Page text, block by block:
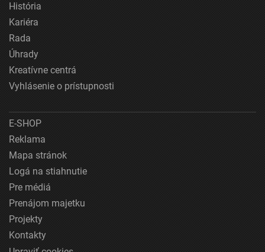
História
Kariéra
Rada
Úhrady
Kreatívne centrá
Vyhlásenie o prístupnosti
E-SHOP
Reklama
Mapa stránok
Logá na stiahnutie
Pre médiá
Prenájom majetku
Projekty
Kontakty